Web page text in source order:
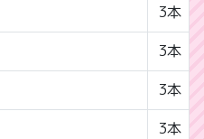
3本
3本
3本
3本